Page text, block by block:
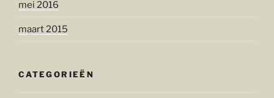
mei 2016
maart 2015
CATEGORIEËN